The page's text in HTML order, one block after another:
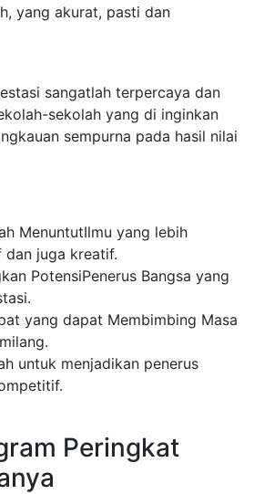
yang akurat, pasti dan
sangatlah terpercaya dan
sekolah yang di inginkan
sempurna pada hasil nilai
MenuntutIlmu yang lebih
juga kreatif.
PotensiPenerus Bangsa yang
yang dapat Membimbing Masa
untuk menjadikan penerus
Peringkat